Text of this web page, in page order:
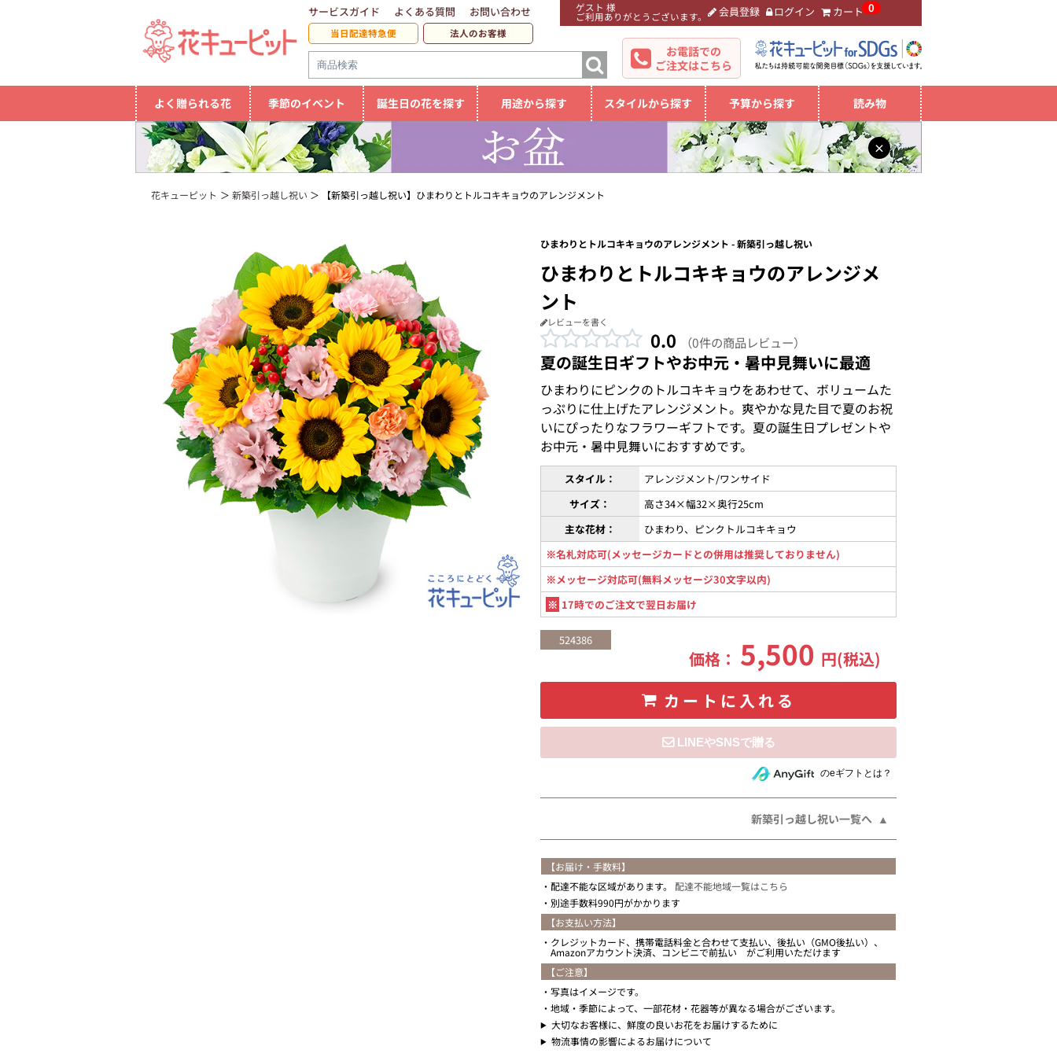
ゲスト 様
ご利用ありがとうございます。 会員登録 ログイン カート 0
サービスガイド よくある質問 お問い合わせ
当日配達特急便 法人のお客様
お電話での
ご注文はこちら
よく贈られる花 季節のイベント 誕生日の花を探す 用途から探す スタイルから探す 予算から探す 読み物
×
花キューピット 新築引っ越し祝い 【新築引っ越し祝い】ひまわりとトルコキキョウのアレンジメント
ひまわりとトルコキキョウのアレンジメント - 新築引っ越し祝い
ひまわりとトルコキキョウのアレンジメ
ント
レビューを書く
0.0 （0件の商品レビュー）
夏の誕生日ギフトやお中元・暑中見舞いに最適
ひまわりにピンクのトルコキキョウをあわせて、ボリュームた
っぷりに仕上げたアレンジメント。爽やかな見た目で夏のお祝
いにぴったりなフラワーギフトです。夏の誕生日プレゼントや
お中元・暑中見舞いにおすすめです。
スタイル：
アレンジメント/ワンサイド
サイズ：
高さ34×幅32×奥行25cm
主な花材：
ひまわり、ピンクトルコキキョウ
※名札対応可(メッセージカードとの併用は推奨しておりません)
※メッセージ対応可(無料メッセージ30文字以内)
※ 17時でのご注文で翌日お届け
524386
価格： 5,500 円(税込)
カートに入れる
住所を知らない相手にeギフトで贈るのeギフトとは？
新築引っ越し祝い一覧へ
【お届け・手数料】
配達不能な区域があります。 配達不能地域一覧はこちら
別途手数料990円がかかります
【お支払い方法】
クレジットカード、携帯電話料金と合わせて支払い、後払い（GMO後払い）、
Amazonアカウント決済、コンビニで前払い がご利用いただけます
【ご注意】
写真はイメージです。
地域・季節によって、一部花材・花器等が異なる場合がございます。
大切なお客様に、鮮度の良いお花をお届けするために
物流事情の影響によるお届けについて